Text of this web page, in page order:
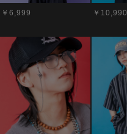
￥6,999 ￥10,990